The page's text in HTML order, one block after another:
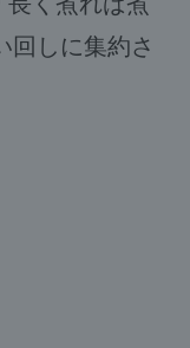
回しに集約さ